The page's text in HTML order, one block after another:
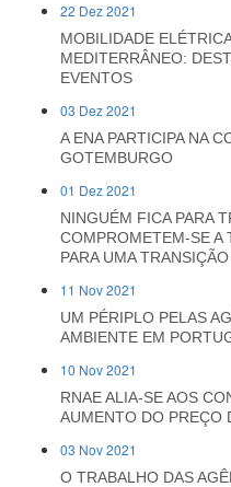
22 Dez 2021
MOBILIDADE
MEDITERRÂNEO:
EVENTOS
03 Dez 2021
A ENA PARTICIPA NA
GOTEMBURGO
01 Dez 2021
NINGUÉM FICA PARA
COMPROMETEM-SE A
PARA UMA
11 Nov 2021
UM PÉRIPLO PELAS
AMBIENTE EM
10 Nov 2021
RNAE ALIA-SE AOS
AUMENTO DO PREÇO
03 Nov 2021
O TRABALHO DAS